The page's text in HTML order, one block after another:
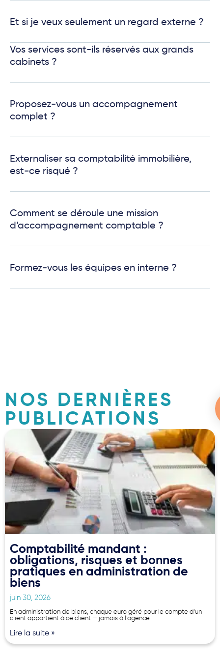
Et si je veux seulement un regard externe ?
Vos services sont-ils réservés aux grands
cabinets ?
Proposez-vous un accompagnement
complet ?
Externaliser sa comptabilité immobilière,
est-ce risqué ?
Comment se déroule une mission
d’accompagnement comptable ?
Formez-vous les équipes en interne ?
NOS DERNIÈRES
PUBLICATIONS
Comptabilité mandant :
obligations, risques et bonnes
pratiques en administration de
biens
juin 30, 2026
En administration de biens, chaque euro géré pour le compte d’un
client appartient à ce client — jamais à l’agence.
Lire la suite »